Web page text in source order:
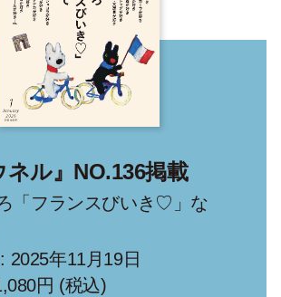
ネル』NO.136掲載
「フランスびいき♡」な
2025年11月19日
円 (税込)